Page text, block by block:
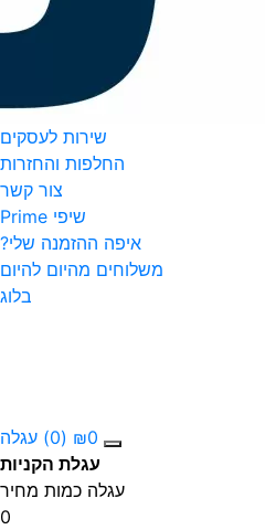
שירות לעסקים
החלפות והחזרות
צור קשר
שיפי Prime
איפה ההזמנה שלי?
משלוחים מהיום להיום
בלוג
₪0
(0)
עגלה
עגלת הקניות
עגלה כמות מחיר
0